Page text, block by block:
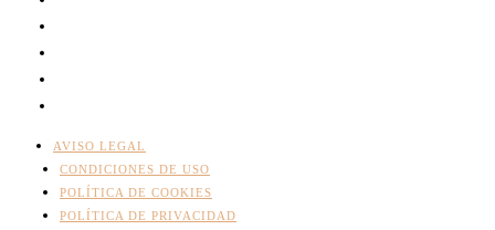
AVISO LEGAL
CONDICIONES DE USO
POLÍTICA DE COOKIES
POLÍTICA DE PRIVACIDAD